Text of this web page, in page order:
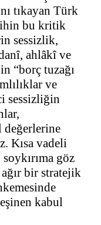
tıkayan Türk
bu kritik
sessizlik,
ahlâkî ve
“borç tuzağı
ve
sessizliğin
değerlerine
Kısa vadeli
göz
bir stratejik
kabul